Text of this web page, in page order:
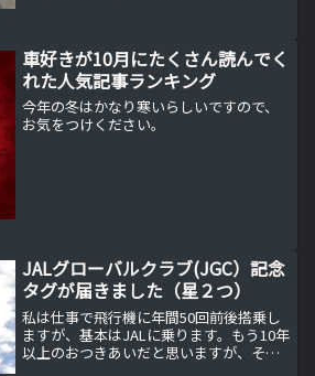
車好きが10月にたくさん読んでく
れた人気記事ランキング
今年の冬はかなり寒いらしいですので、
お気をつけください。
JALグローバルクラブ(JGC）記念
タグが届きました（星２つ）
私は仕事で飛行機に年間50回前後搭乗し
ますが、基本はJALに乗ります。もう10年
以上のおつきあいだと思いますが、その